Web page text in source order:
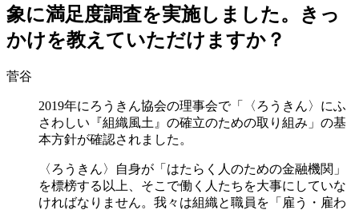
象に満足度調査を実施しました。きっ
かけを教えていただけますか？
菅谷
2019年にろうきん協会の理事会で「〈ろうきん〉にふ
さわしい『組織風土』の確立のための取り組み」の基
本方針が確認されました。
〈ろうきん〉自身が「はたらく人のための金融機関」
を標榜する以上、そこで働く人たちを大事にしていな
ければなりません。我々は組織と職員を「雇う・雇わ